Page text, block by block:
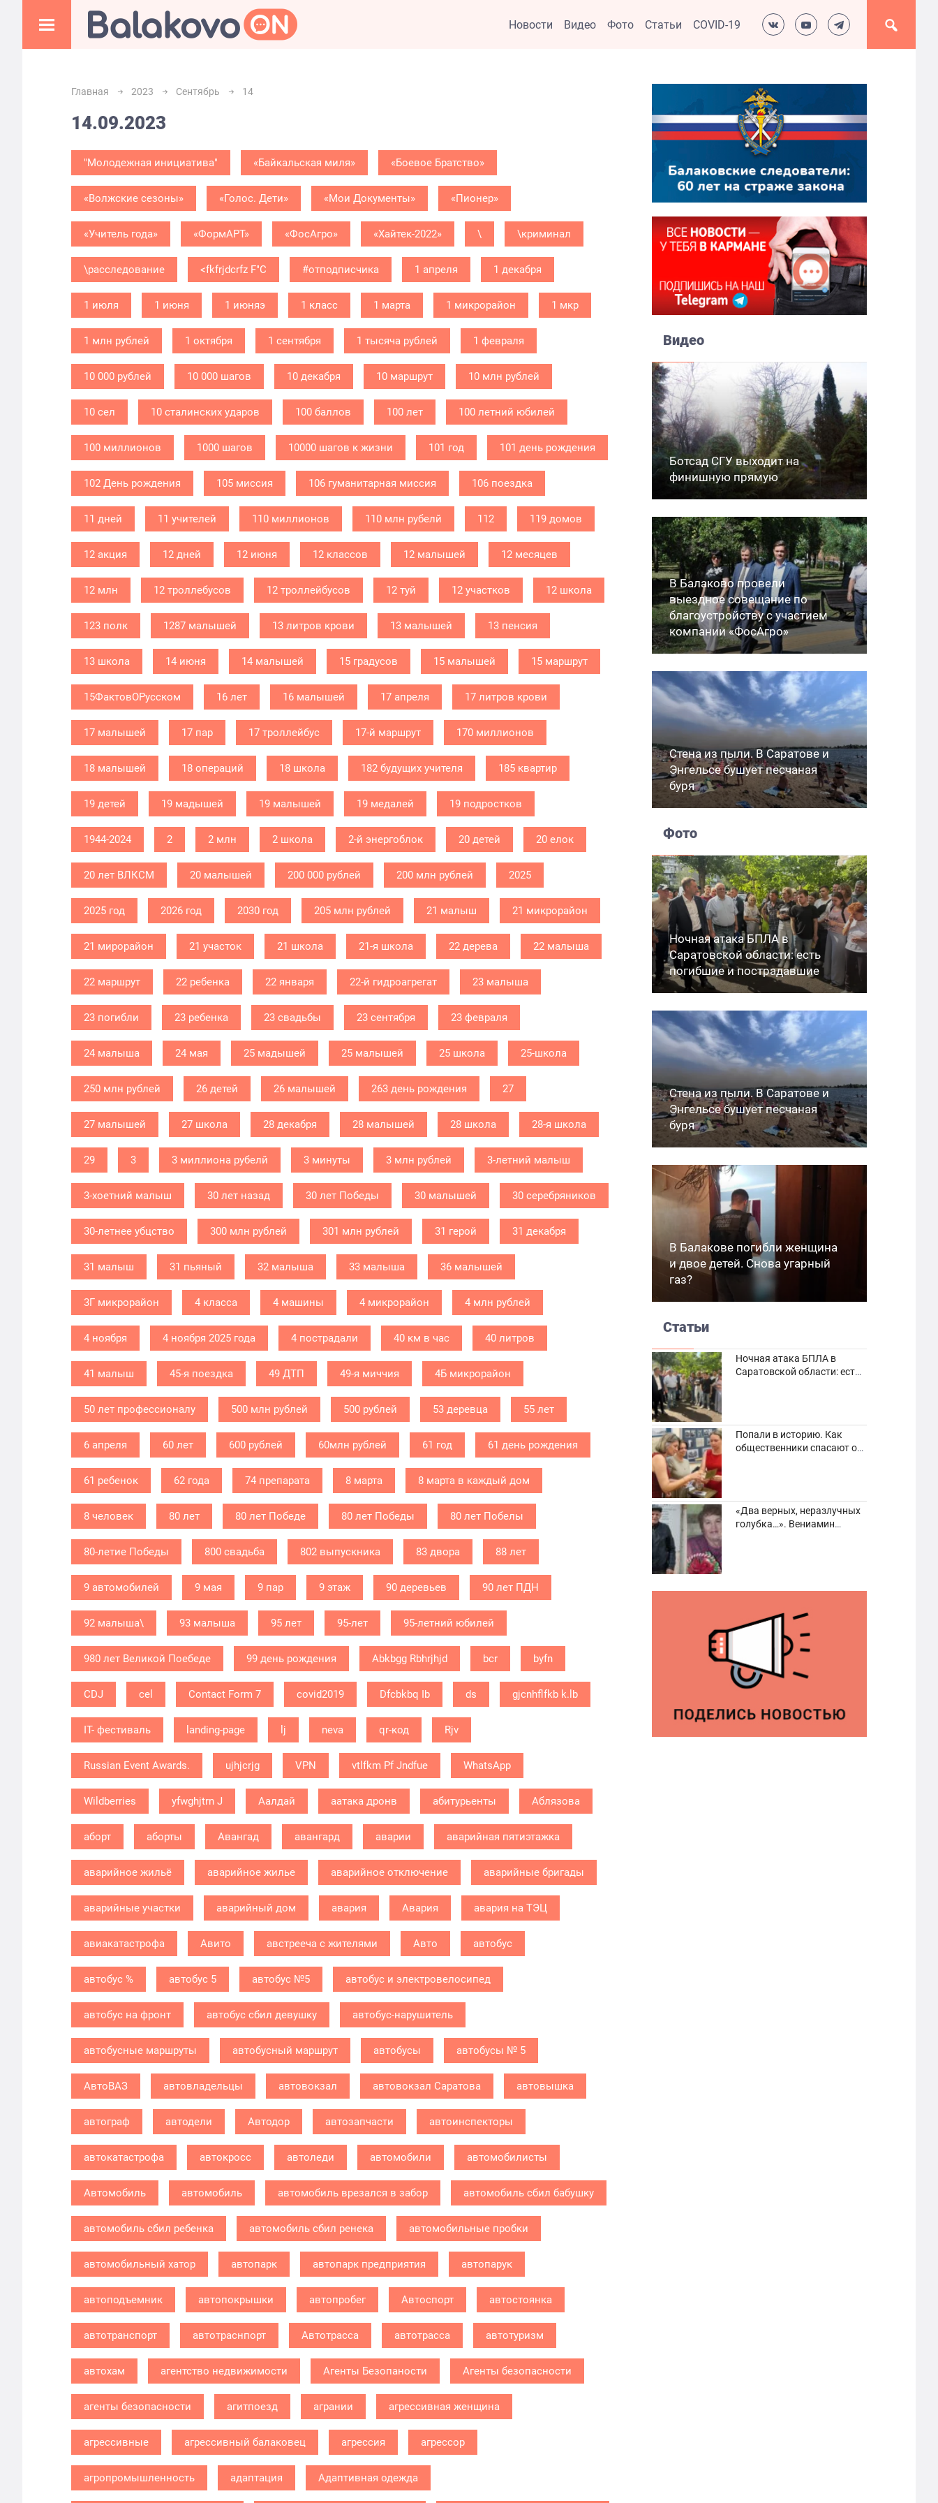
Новости Видео Фото Статьи COVID-19
Главная 2023 Сентябрь 14
14.09.2023
"Молодежная инициатива" «Байкальская миля» «Боевое Братство»
«Волжские сезоны» «Голос. Дети» «Мои Документы» «Пионер»
«Учитель года» «ФормАРТ» «ФосАгро» «Хайтек-2022» \ \криминал
\расследование <fkfrjdcrfz F"C #отподписчика 1 апреля 1 декабря
1 июля 1 июня 1 июняэ 1 класс 1 марта 1 микрорайон 1 мкр
1 млн рублей 1 октября 1 сентября 1 тысяча рублей 1 февраля
10 000 рублей 10 000 шагов 10 декабря 10 маршрут 10 млн рублей
10 сел 10 сталинских ударов 100 баллов 100 лет 100 летний юбилей
100 миллионов 1000 шагов 10000 шагов к жизни 101 год 101 день рождения
102 День рождения 105 миссия 106 гуманитарная миссия 106 поездка
11 дней 11 учителей 110 миллионов 110 млн рубелй 112 119 домов
12 акция 12 дней 12 июня 12 классов 12 малышей 12 месяцев
12 млн 12 троллебусов 12 троллейбусов 12 туй 12 участков 12 школа
123 полк 1287 малышей 13 литров крови 13 малышей 13 пенсия
13 школа 14 июня 14 малышей 15 градусов 15 малышей 15 маршрут
15ФактовОРусском 16 лет 16 малышей 17 апреля 17 литров крови
17 малышей 17 пар 17 троллейбус 17-й маршрут 170 миллионов
18 малышей 18 операций 18 школа 182 будущих учителя 185 квартир
19 детей 19 мадышей 19 малышей 19 медалей 19 подростков
1944-2024 2 2 млн 2 школа 2-й энергоблок 20 детей 20 елок
20 лет ВЛКСМ 20 малышей 200 000 рублей 200 млн рублей 2025
2025 год 2026 год 2030 год 205 млн рублей 21 малыш 21 микрорайон
21 мирорайон 21 участок 21 школа 21-я школа 22 дерева 22 малыша
22 маршрут 22 ребенка 22 января 22-й гидроагрегат 23 малыша
23 погибли 23 ребенка 23 свадьбы 23 сентября 23 февраля
24 малыша 24 мая 25 мадышей 25 малышей 25 школа 25-школа
250 млн рублей 26 детей 26 малышей 263 день рождения 27
27 малышей 27 школа 28 декабря 28 малышей 28 школа 28-я школа
29 3 3 миллиона рубелй 3 минуты 3 млн рублей 3-летний малыш
3-хоетний малыш 30 лет назад 30 лет Победы 30 малышей 30 серебряников
30-летнее убцство 300 млн рублей 301 млн рублей 31 герой 31 декабря
31 малыш 31 пьяный 32 малыша 33 малыша 36 малышей
3Г микрорайон 4 класса 4 машины 4 микрорайон 4 млн рублей
4 ноября 4 ноября 2025 года 4 пострадали 40 км в час 40 литров
41 малыш 45-я поездка 49 ДТП 49-я миччия 4Б микрорайон
50 лет профессионалу 500 млн рублей 500 рублей 53 деревца 55 лет
6 апреля 60 лет 600 рублей 60млн рублей 61 год 61 день рождения
61 ребенок 62 года 74 препарата 8 марта 8 марта в каждый дом
8 человек 80 лет 80 лет Победе 80 лет Победы 80 лет Побелы
80-летие Победы 800 свадьба 802 выпускника 83 двора 88 лет
9 автомобилей 9 мая 9 пар 9 этаж 90 деревьев 90 лет ПДН
92 малыша\ 93 малыша 95 лет 95-лет 95-летний юбилей
980 лет Великой Поебеде 99 день рождения Abkbgg Rbhrjhjd bcr byfn
CDJ cel Contact Form 7 covid2019 Dfcbkbq Ib ds gjcnhflfkb k.lb
IT- фестиваль landing-page lj neva qr-код Rjv
Russian Event Awards. ujhjcrjg VPN vtlfkm Pf Jndfue WhatsApp
Wildberries yfwghjtrn J Аалдай аатака дронв абитурьенты Аблязова
аборт аборты Авангад авангард аварии аварийная пятиэтажка
аварийное жильё аварийное жилье аварийное отключение аварийные бригады
аварийные участки аварийный дом авария Авария авария на ТЭЦ
авиакатастрофа Авито австрееча с жителями Авто автобус
автобус % автобус 5 автобус №5 автобус и электровелосипед
автобус на фронт автобус сбил девушку автобус-нарушитель
автобусные маршруты автобусный маршрут автобусы автобусы № 5
АвтоВАЗ автовладельцы автовокзал автовокзал Саратова автовышка
автограф автодели Автодор автозапчасти автоинспекторы
автокатастрофа автокросс автоледи автомобили автомобилисты
Автомобиль автомобиль автомобиль врезался в забор автомобиль сбил бабушку
автомобиль сбил ребенка автомобиль сбил ренека автомобильные пробки
автомобильный хатор автопарк автопарк предприятия автопарук
автоподъемник автопокрышки автопробег Автоспорт автостоянка
автотранспорт автотраснпорт Автотрасса автотрасса автотуризм
автохам агентство недвижимости Агенты Безопаности Агенты безопасности
агенты безопасности агитпоезд агрании агрессивная женщина
агрессивные агрессивный балаковец агрессия агрессор
агропромышленность адаптация Адаптивная одежда
Видео
Ботсад СГУ выходит на
финишную прямую
В Балаково провели
выездное совещание по
благоустройству с участием
компании «ФосАгро»
Стена из пыли. В Саратове и
Энгельсе бушует песчаная
буря
Фото
Ночная атака БПЛА в
Саратовской области: есть
погибшие и пострадавшие
Стена из пыли. В Саратове и
Энгельсе бушует песчаная
буря
В Балакове погибли женщина
и двое детей. Снова угарный
газ?
Статьи
Ночная атака БПЛА в
Саратовской области: есть
Попали в историю. Как
общественники спасают от
«Два верных, неразлучных
голубка…». Вениамин